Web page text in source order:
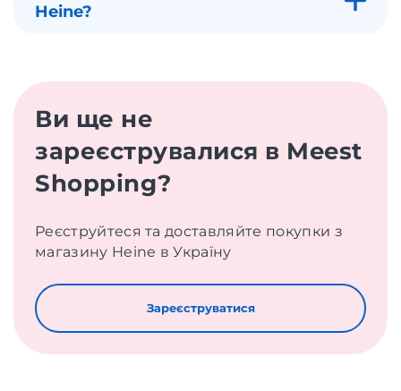
Heine?
Ви ще не
зареєструвалися в Meest
Shopping?
Реєструйтеся та доставляйте покупки з
магазину Heine в Україну
Зареєструватися